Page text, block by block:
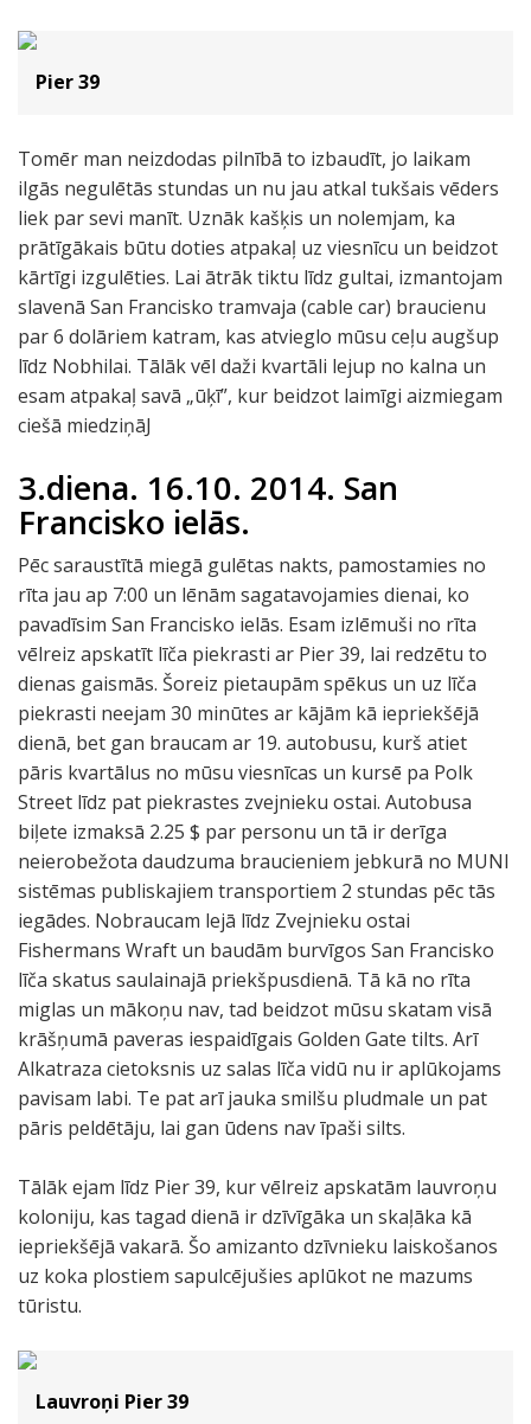
Pier 39
Tomēr man neizdodas pilnībā to izbaudīt, jo laikam
ilgās negulētās stundas un nu jau atkal tukšais vēders
liek par sevi manīt. Uznāk kašķis un nolemjam, ka
prātīgākais būtu doties atpakaļ uz viesnīcu un beidzot
kārtīgi izgulēties. Lai ātrāk tiktu līdz gultai, izmantojam
slavenā San Francisko tramvaja (cable car) braucienu
par 6 dolāriem katram, kas atvieglo mūsu ceļu augšup
līdz Nobhilai. Tālāk vēl daži kvartāli lejup no kalna un
esam atpakaļ savā „ūķī”, kur beidzot laimīgi aizmiegam
ciešā miedziņāJ
3.diena. 16.10. 2014. San
Francisko ielās.
Pēc saraustītā miegā gulētas nakts, pamostamies no
rīta jau ap 7:00 un lēnām sagatavojamies dienai, ko
pavadīsim San Francisko ielās. Esam izlēmuši no rīta
vēlreiz apskatīt līča piekrasti ar Pier 39, lai redzētu to
dienas gaismās. Šoreiz pietaupām spēkus un uz līča
piekrasti neejam 30 minūtes ar kājām kā iepriekšējā
dienā, bet gan braucam ar 19. autobusu, kurš atiet
pāris kvartālus no mūsu viesnīcas un kursē pa Polk
Street līdz pat piekrastes zvejnieku ostai. Autobusa
biļete izmaksā 2.25 $ par personu un tā ir derīga
neierobežota daudzuma braucieniem jebkurā no MUNI
sistēmas publiskajiem transportiem 2 stundas pēc tās
iegādes. Nobraucam lejā līdz Zvejnieku ostai
Fishermans Wraft un baudām burvīgos San Francisko
līča skatus saulainajā priekšpusdienā. Tā kā no rīta
miglas un mākoņu nav, tad beidzot mūsu skatam visā
krāšņumā paveras iespaidīgais Golden Gate tilts. Arī
Alkatraza cietoksnis uz salas līča vidū nu ir aplūkojams
pavisam labi. Te pat arī jauka smilšu pludmale un pat
pāris peldētāju, lai gan ūdens nav īpaši silts.
Tālāk ejam līdz Pier 39, kur vēlreiz apskatām lauvroņu
koloniju, kas tagad dienā ir dzīvīgāka un skaļāka kā
iepriekšējā vakarā. Šo amizanto dzīvnieku laiskošanos
uz koka plostiem sapulcējušies aplūkot ne mazums
tūristu.
Lauvroņi Pier 39